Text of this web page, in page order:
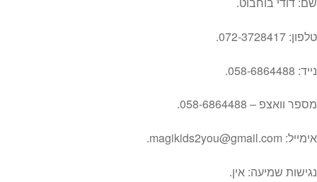
טלפון: 072-3728417.
נייד: 058-6864488.
מספר וואצפ – 058-6864488.
אימייל: magikids2you@gmail.com.
נגישות שמיעה: אין.